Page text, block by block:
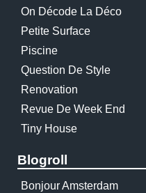
On Décode La Déco
Petite Surface
Piscine
Question De Style
Renovation
Revue De Week End
Tiny House
Blogroll
Bonjour Amsterdam